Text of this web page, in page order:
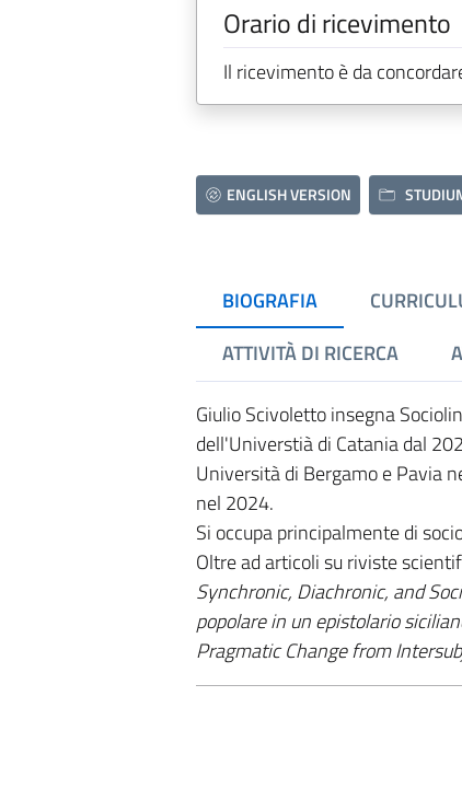
Orario di ricevimento
Il ricevimento è da
ENGLISH VERSION
BIOGRAFIA
ATTIVITÀ DI RICERCA
Giulio Scivoletto insegna
dell'Universtià di Catania dal
Università di Bergamo e Pavia
nel 2024.
Si occupa principalmente di
Oltre ad articoli su riviste
Synchronic, Diachronic, and
popolare in un epistolario
Pragmatic Change from